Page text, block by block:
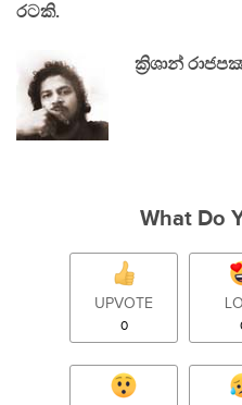
රටකි.
ක්‍රිශාන්
What Do
UPVOTE
0